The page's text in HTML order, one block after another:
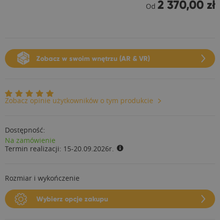
Od 2 370,00 zł
Zobacz w swoim wnętrzu (AR & VR)
Zobacz opinie użytkowników o tym produkcie
Dostępność:
Na zamówienie
Termin realizacji: 15-20.09.2026r.
Rozmiar i wykończenie
Wybierz opcje zakupu